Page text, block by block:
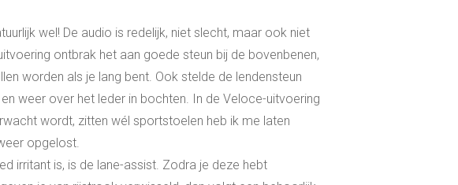
wel! De audio is redelijk, niet slecht, maar ook niet
ontbrak het aan goede steun bij de bovenbenen,
worden als je lang bent. Ook stelde de lendensteun
weer over het leder in bochten. In de Veloce-uitvoering
wordt, zitten wél sportstoelen heb ik me laten
opgelost.
irritant is, is de lane-assist. Zodra je deze hebt